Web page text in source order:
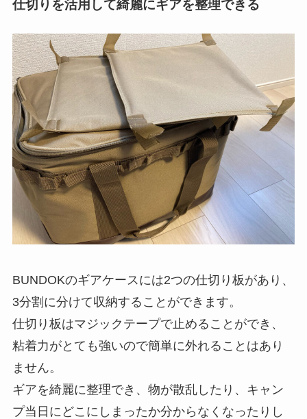
仕切りを活用して綺麗にギアを整理できる
BUNDOKのギアケースには2つの仕切り板があり、
3分割に分けて収納することができます。
仕切り板はマジックテープで止めることができ、
粘着力がとても強いので簡単に外れることはあり
ません。
ギアを綺麗に整理でき、物が散乱したり、キャン
プ当日にどこにしまったか分からなくなったりし